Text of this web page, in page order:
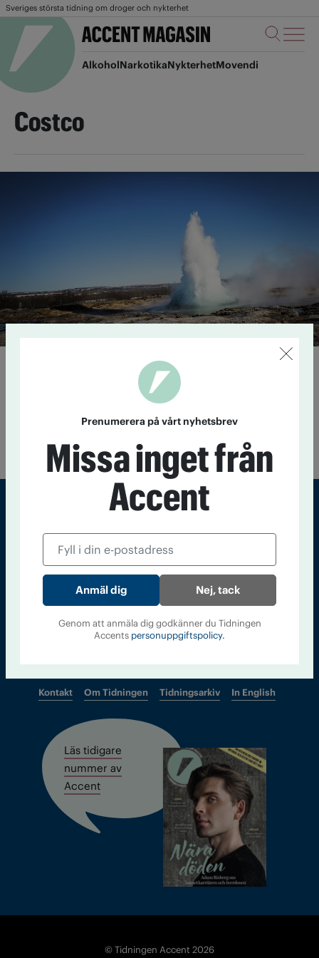
Sveriges största tidning om droger och nykterhet
AlkoholNarkotikaNykterhetMovendi
Costco
Det kokar på Island
Islänningarna är arga. De har tröttnat på korrupta
politiker, och varje kväll demonstrerar de utanför
parlamentet. I skuggan av Panama-skandalen riskerar ett
förslag att avskaffa alkoholmonopolet att röstas igenom –
mot det isländska folkets vilja.
Sveriges största tidning om droger och nykterhet
Tidningen Accent, A4, Bondegatan 21, 116 33 Stockholm
accent@iogt.se
barbro@a4.se.
Kontakt Om Tidningen Tidningsarkiv In English
Läs tidigare
nummer av
Accent
© Tidningen Accent 2026
Prenumerera på vårt nyhetsbrev
Missa inget från
Accent
Nej, tack
Genom att anmäla dig godkänner du Tidningen
Accents personuppgiftspolicy.